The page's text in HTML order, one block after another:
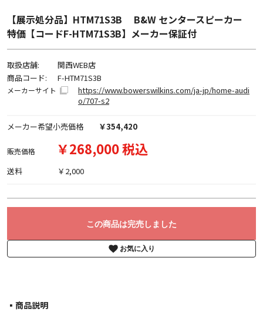
【展示処分品】HTM71S3B B&W センタースピーカー
特価【コードF-HTM71S3B】メーカー保証付
取扱店舗:
関西WEB店
商品コード:
F-HTM71S3B
メーカーサイト
https://www.bowerswilkins.com/ja-jp/home-audi
o/707-s2
メーカー希望小売価格 ￥354,420
販売価格 ￥268,000 税込
送料 ￥2,000
この商品は完売しました
お気に入り
▪︎商品説明